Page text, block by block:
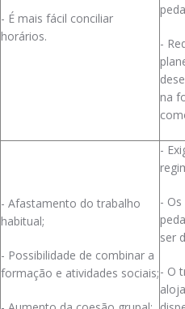
- É mais fácil conciliar
horários.
-
na
- Afastamento do trabalho
habitual;
- Possibilidade de combinar a
formação e atividades sociais;
-
-
ser
- O